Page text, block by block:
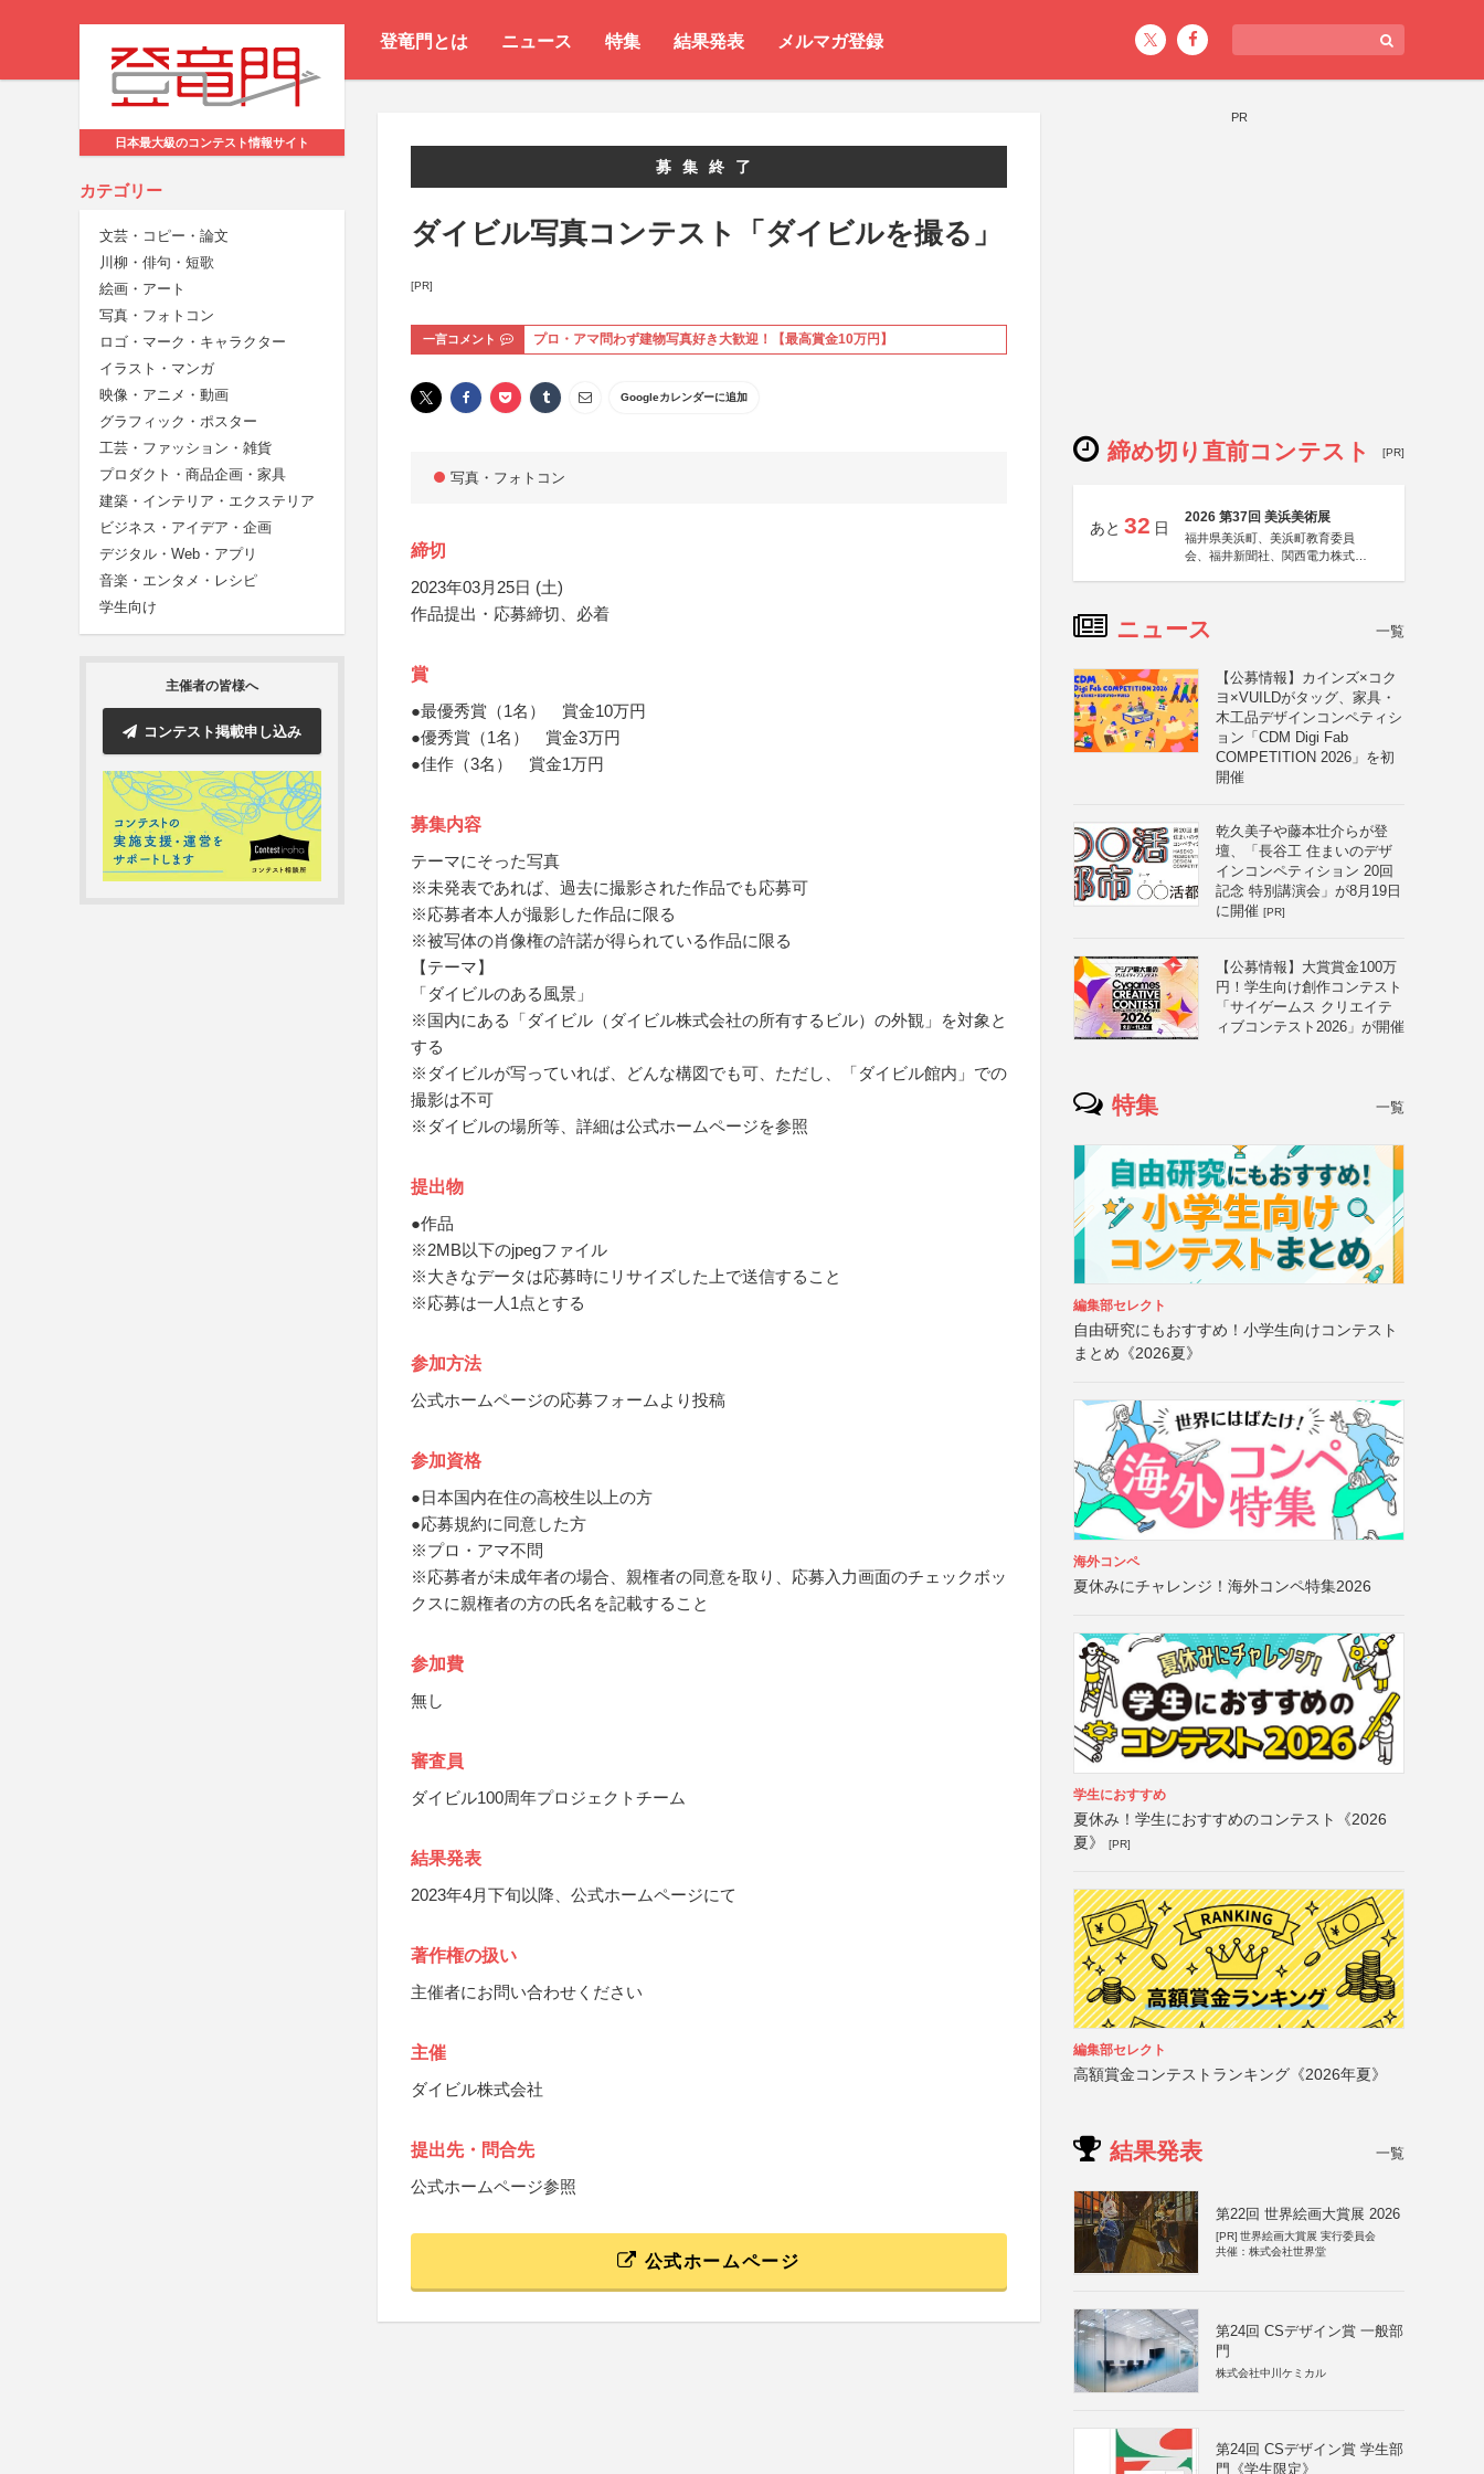
登竜門とは ニュース 特集 結果発表 メルマガ登録
日本最大級のコンテスト情報サイト
カテゴリー
文芸・コピー・論文
川柳・俳句・短歌
絵画・アート
写真・フォトコン
ロゴ・マーク・キャラクター
イラスト・マンガ
映像・アニメ・動画
グラフィック・ポスター
工芸・ファッション・雑貨
プロダクト・商品企画・家具
建築・インテリア・エクステリア
ビジネス・アイデア・企画
デジタル・Web・アプリ
音楽・エンタメ・レシピ
学生向け
主催者の皆様へ
コンテスト掲載申し込み
募集終了
ダイビル写真コンテスト「ダイビルを撮る」
[PR]
一言コメント プロ・アマ問わず建物写真好き大歓迎！【最高賞金10万円】
Googleカレンダーに追加
写真・フォトコン
締切
2023年03月25日 (土)
作品提出・応募締切、必着
賞
●最優秀賞（1名） 賞金10万円
●優秀賞（1名） 賞金3万円
●佳作（3名） 賞金1万円
募集内容
テーマにそった写真
※未発表であれば、過去に撮影された作品でも応募可
※応募者本人が撮影した作品に限る
※被写体の肖像権の許諾が得られている作品に限る
【テーマ】
「ダイビルのある風景」
※国内にある「ダイビル（ダイビル株式会社の所有するビル）の外観」を対象と
する
※ダイビルが写っていれば、どんな構図でも可、ただし、「ダイビル館内」での
撮影は不可
※ダイビルの場所等、詳細は公式ホームページを参照
提出物
●作品
※2MB以下のjpegファイル
※大きなデータは応募時にリサイズした上で送信すること
※応募は一人1点とする
参加方法
公式ホームページの応募フォームより投稿
参加資格
●日本国内在住の高校生以上の方
●応募規約に同意した方
※プロ・アマ不問
※応募者が未成年者の場合、親権者の同意を取り、応募入力画面のチェックボッ
クスに親権者の方の氏名を記載すること
参加費
無し
審査員
ダイビル100周年プロジェクトチーム
結果発表
2023年4月下旬以降、公式ホームページにて
著作権の扱い
主催者にお問い合わせください
主催
ダイビル株式会社
提出先・問合先
公式ホームページ参照
公式ホームページ
PR
締め切り直前コンテスト [PR]
あと 32 日
2026 第37回 美浜美術展
福井県美浜町、美浜町教育委員
会、福井新聞社、関西電力株式会
ニュース 一覧
【公募情報】カインズ×コク
ヨ×VUILDがタッグ、家具・
木工品デザインコンペティシ
ョン「CDM Digi Fab
COMPETITION 2026」を初
開催
乾久美子や藤本壮介らが登
壇、「長谷工 住まいのデザ
インコンペティション 20回
記念 特別講演会」が8月19日
に開催 [PR]
【公募情報】大賞賞金100万
円！学生向け創作コンテスト
「サイゲームス クリエイテ
ィブコンテスト2026」が開催
特集 一覧
編集部セレクト
自由研究にもおすすめ！小学生向けコンテスト
まとめ《2026夏》
海外コンペ
夏休みにチャレンジ！海外コンペ特集2026
学生におすすめ
夏休み！学生におすすめのコンテスト《2026
夏》
[PR]
編集部セレクト
高額賞金コンテストランキング《2026年夏》
結果発表 一覧
第22回 世界絵画大賞展 2026
[PR] 世界絵画大賞展 実行委員会
共催：株式会社世界堂
第24回 CSデザイン賞 一般部
門
株式会社中川ケミカル
第24回 CSデザイン賞 学生部
門《学生限定》